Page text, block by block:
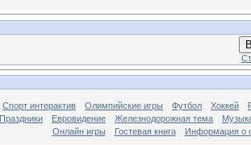
Спорт интерактив Олимпийские игры Футбол Хоккей
Праздники Евровидение Железнодорожная тема
Онлайн игры
Гостевая книга Информация о